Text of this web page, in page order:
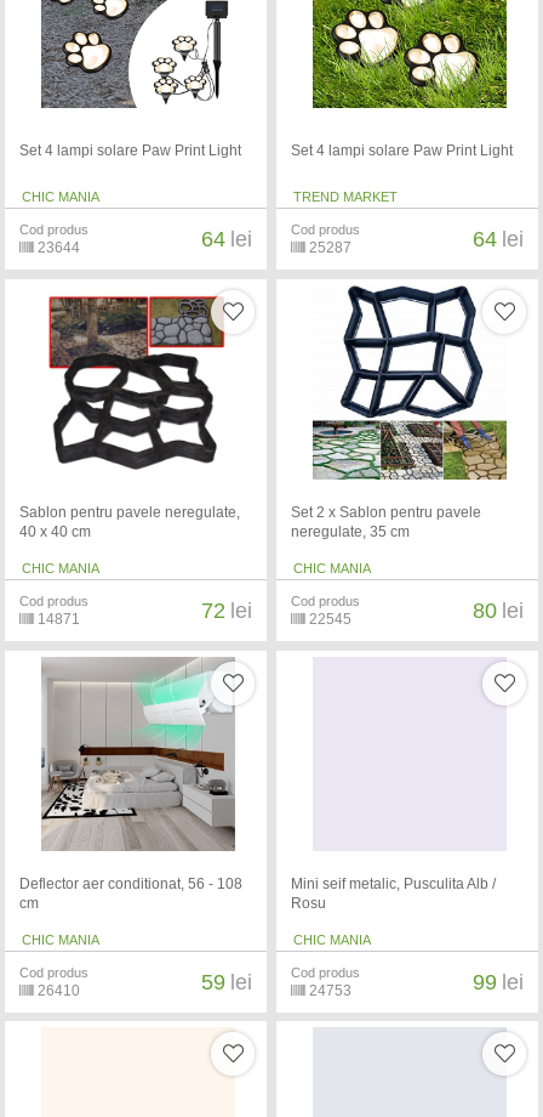
Set 4 lampi solare Paw Print Light
CHIC MANIA
Cod produs
23644 64 lei
Set 4 lampi solare Paw Print Light
TREND MARKET
Cod produs
25287 64 lei
Sablon pentru pavele neregulate,
40 x 40 cm
CHIC MANIA
Cod produs
14871 72 lei
Set 2 x Sablon pentru pavele
neregulate, 35 cm
CHIC MANIA
Cod produs
22545 80 lei
Deflector aer conditionat, 56 - 108
cm
CHIC MANIA
Cod produs
26410 59 lei
Mini seif metalic, Pusculita Alb /
Rosu
CHIC MANIA
Cod produs
24753 99 lei